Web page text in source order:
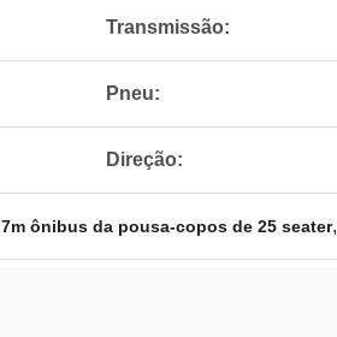
Transmissão:
Pneu:
Direção:
7m ônibus da pousa-copos de 25 seater,